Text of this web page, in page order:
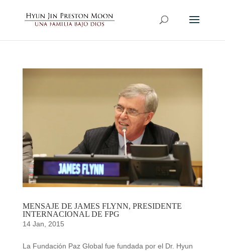
MENSAJE DE JAMES FLYNN, PRESIDENTE
INTERNACIONAL DE FPG
14 Jan, 2015
La Fundación Paz Global fue fundada por el Dr. Hyun